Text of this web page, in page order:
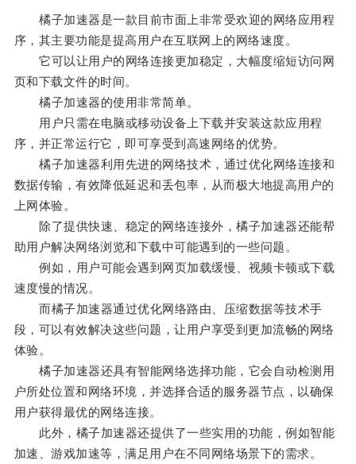
橘子加速器是一款目前市面上非常受欢迎的网络应用程
序，其主要功能是提高用户在互联网上的网络速度。
它可以让用户的网络连接更加稳定，大幅度缩短访问网
页和下载文件的时间。
橘子加速器的使用非常简单。
用户只需在电脑或移动设备上下载并安装这款应用程
序，并正常运行它，即可享受到高速网络的优势。
橘子加速器利用先进的网络技术，通过优化网络连接和
数据传输，有效降低延迟和丢包率，从而极大地提高用户的
上网体验。
除了提供快速、稳定的网络连接外，橘子加速器还能帮
助用户解决网络浏览和下载中可能遇到的一些问题。
例如，用户可能会遇到网页加载缓慢、视频卡顿或下载
速度慢的情况。
而橘子加速器通过优化网络路由、压缩数据等技术手
段，可以有效解决这些问题，让用户享受到更加流畅的网络
体验。
橘子加速器还具有智能网络选择功能，它会自动检测用
户所处位置和网络环境，并选择合适的服务器节点，以确保
用户获得最优的网络连接。
此外，橘子加速器还提供了一些实用的功能，例如智能
加速、游戏加速等，满足用户在不同网络场景下的需求。